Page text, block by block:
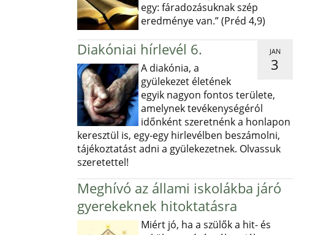
egy: fáradozásuknak szép
eredménye van.” (Préd 4,9)
JAN
3
Diakóniai hírlevél 6.
A diakónia, a
gyülekezet életének
egyik nagyon fontos területe,
amelynek tevékenységéról
időnként szeretnénk a honlapon
keresztül is, egy-egy hirlevélben beszámolni,
tájékoztatást adni a gyülekezetnek. Olvassuk
szeretettel!
Meghívó az állami iskolákba járó
gyerekeknek hitoktatásra
Miért jó, ha a szülők a hit- és